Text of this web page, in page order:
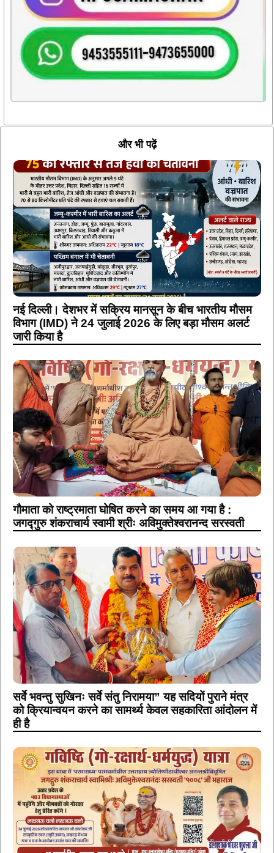
और भी पढ़ें
नई दिल्ली। देशभर में सक्रिय मानसून के बीच भारतीय मौसम
विभाग (IMD) ने 24 जुलाई 2026 के लिए बड़ा मौसम अलर्ट
जारी किया है
गौमाता को राष्ट्रमाता घोषित करने का समय आ गया है :
जगद्गुरु शंकराचार्य स्वामी श्रीः अविमुक्तेश्वरानन्द सरस्वती
सर्वे भवन्तु सुखिनः सर्वे संतु निरामया” यह सदियों पुराने मंत्र
को क्रियान्वयन करने का सामर्थ्य केवल सहकारिता आंदोलन में
ही है